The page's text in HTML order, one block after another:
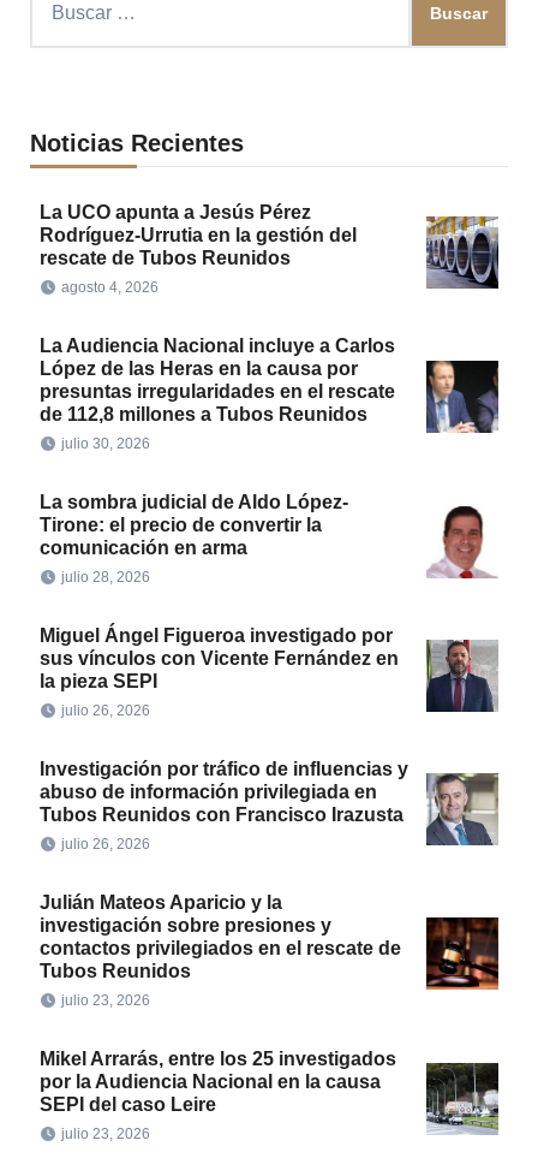
Noticias Recientes
La UCO apunta a Jesús Pérez
Rodríguez-Urrutia en la gestión del
rescate de Tubos Reunidos
agosto 4, 2026
La Audiencia Nacional incluye a Carlos
López de las Heras en la causa por
presuntas irregularidades en el rescate
de 112,8 millones a Tubos Reunidos
julio 30, 2026
La sombra judicial de Aldo López-
Tirone: el precio de convertir la
comunicación en arma
julio 28, 2026
Miguel Ángel Figueroa investigado por
sus vínculos con Vicente Fernández en
la pieza SEPI
julio 26, 2026
Investigación por tráfico de influencias y
abuso de información privilegiada en
Tubos Reunidos con Francisco Irazusta
julio 26, 2026
Julián Mateos Aparicio y la
investigación sobre presiones y
contactos privilegiados en el rescate de
Tubos Reunidos
julio 23, 2026
Mikel Arrarás, entre los 25 investigados
por la Audiencia Nacional en la causa
SEPI del caso Leire
julio 23, 2026